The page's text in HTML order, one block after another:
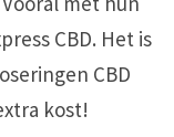
CBD. Het is
CBD
kost!